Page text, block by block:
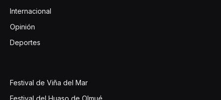
Internacional
Opinión
Deportes
Festival de Viña del Mar
Festival del Huaso de Olmué